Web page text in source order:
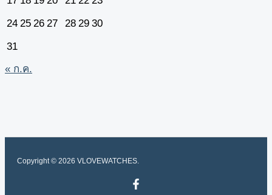
24 25 26 27 28 29 30
31
« ก.ค.
Copyright © 2026 VLOVEWATCHES.